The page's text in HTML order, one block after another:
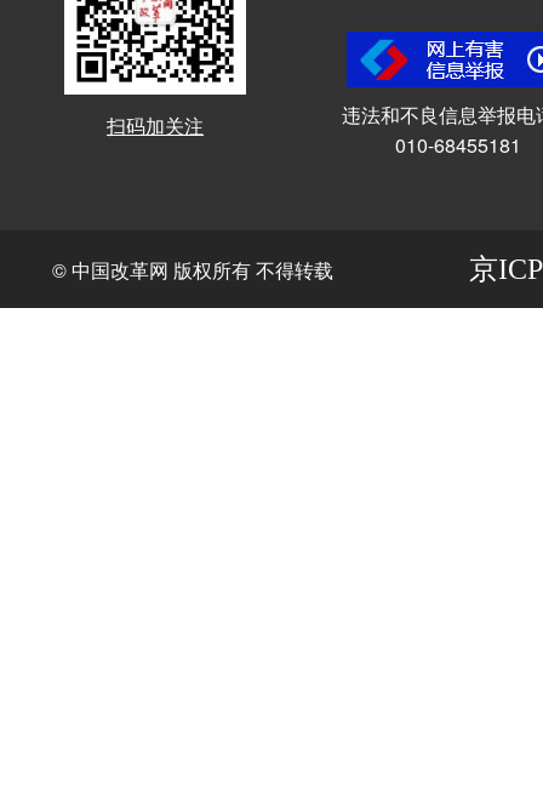
扫码加关注
违法和不良信息举报电
010-68455181
© 中国改革网 版权所有 不得转载 京